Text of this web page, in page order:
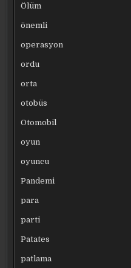
Ölüm
önemli
operasyon
ordu
orta
otobüs
Otomobil
oyun
oyuncu
Pandemi
para
parti
Patates
patlama